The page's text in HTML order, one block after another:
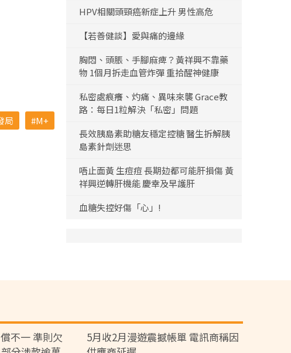
局 M+
HPV相關頭頸癌新症上升 男性高危
【若善健談】愛與痛的邊緣
胸悶、頭脹、手腳麻痺？黃祥興不靠藥
物 1個月拆走血管炸彈 重拾醒神健康
私密處痕癢、灼痛、異味來襲 Grace教
路：每日1粒解決「私密」問題
長效胰島素助糖友穩定控糖 醫生拆解胰
島素針劑迷思
唔止面黃 生痘痘 長期攰都可能肝損傷 黃
祥興逆轉肝機能 慶幸及早護肝
血糖失控好傷「心」!
不一 準則欠
5月收2月漫遊震撼帳單 電訊商稱因